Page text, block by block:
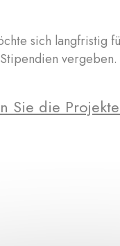
sich langfristig
vergeben.
Sie die